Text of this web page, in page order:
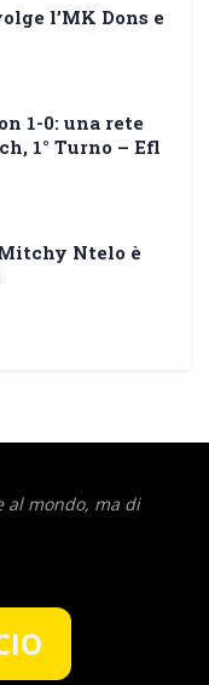
l’MK Dons e
1-0: una rete
1° Turno – Efl
Ntelo è
al mondo, ma di